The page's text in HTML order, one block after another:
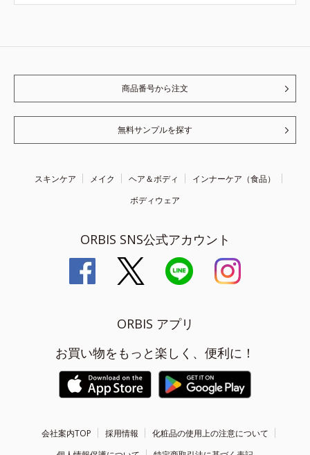
商品番号から注文
無料サンプルを探す
スキンケア メイク ヘア＆ボディ
インナーケア（食品）
ボディウェア
ORBIS SNS公式アカウント
ORBIS アプリ
お買い物をもっと楽しく、便利に！
会社案内TOP 採用情報
化粧品の使用上の注意について